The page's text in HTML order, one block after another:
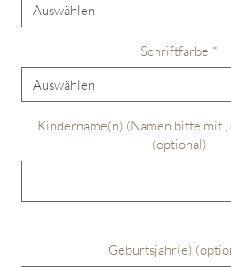
Auswählen
Schriftfarbe *
Auswählen
Kindername(n) (Namen bitte mit
(optional)
Geburtsjahr(e)